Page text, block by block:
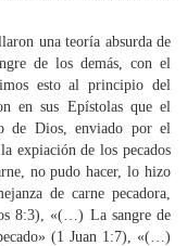
una teoría absurda de
de los demás, con el
esto al principio del
en sus Epístolas que el
de Dios, enviado por el
expiación de los pecados
no pudo hacer, lo hizo
de carne pecadora,
8:3), «(…) La sangre de
(1 Juan 1:7), «(…)